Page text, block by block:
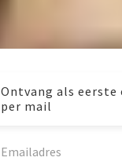
Ontvang als eerste
per mail
Emailadres